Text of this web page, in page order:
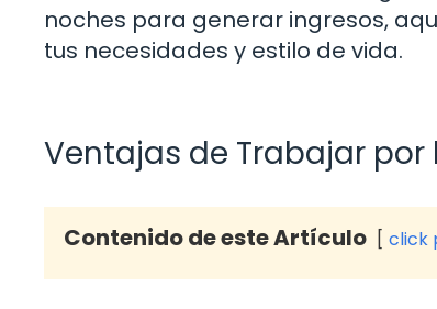
noches para generar ingresos,
tus necesidades y estilo de vida.
Ventajas de Trabajar por
Contenido de este Artículo click